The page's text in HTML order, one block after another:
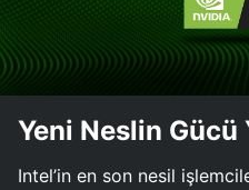
Yeni Neslin Gücü
Intel’in en son nesil